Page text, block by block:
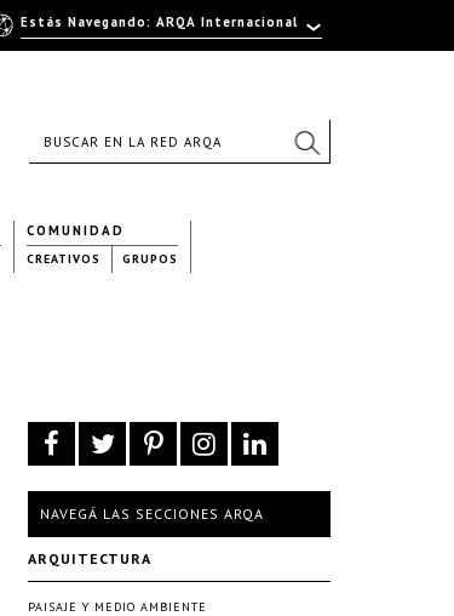
COMUNIDAD
CREATIVOS GRUPOS
NAVEGÁ LAS SECCIONES ARQA
ARQUITECTURA
PAISAJE Y MEDIO AMBIENTE
Estás Navegando: ARQA Internacional